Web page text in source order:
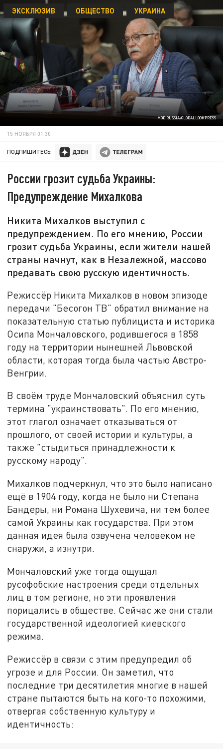
MOD RUSSIA/GLOBALLOOKPRESS
ЭКСКЛЮЗИВ ОБЩЕСТВО УКРАИНА
15 НОЯБРЯ 01:30
ПОДПИШИТЕСЬ:
России грозит судьба Украины:
Предупреждение Михалкова
Никита Михалков выступил с
предупреждением. По его мнению, России
грозит судьба Украины, если жители нашей
страны начнут, как в Незалежной, массово
предавать свою русскую идентичность.
Режиссёр Никита Михалков в новом эпизоде
передачи "Бесогон ТВ" обратил внимание на
показательную статью публициста и историка
Осипа Мончаловского, родившегося в 1858
году на территории нынешней Львовской
области, которая тогда была частью Австро-
Венгрии.
В своём труде Мончаловский объяснил суть
термина "украинствовать". По его мнению,
этот глагол означает отказываться от
прошлого, от своей истории и культуры, а
также "стыдиться принадлежности к
русскому народу".
Михалков подчеркнул, что это было написано
ещё в 1904 году, когда не было ни Степана
Бандеры, ни Романа Шухевича, ни тем более
самой Украины как государства. При этом
данная идея была озвучена человеком не
снаружи, а изнутри.
Мончаловский уже тогда ощущал
русофобские настроения среди отдельных
лиц в том регионе, но эти проявления
порицались в обществе. Сейчас же они стали
государственной идеологией киевского
режима.
Режиссёр в связи с этим предупредил об
угрозе и для России. Он заметил, что
последние три десятилетия многие в нашей
стране пытаются быть на кого-то похожими,
отвергая собственную культуру и
идентичность: